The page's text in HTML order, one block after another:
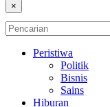
×
Peristiwa
Politik
Bisnis
Sains
Hiburan